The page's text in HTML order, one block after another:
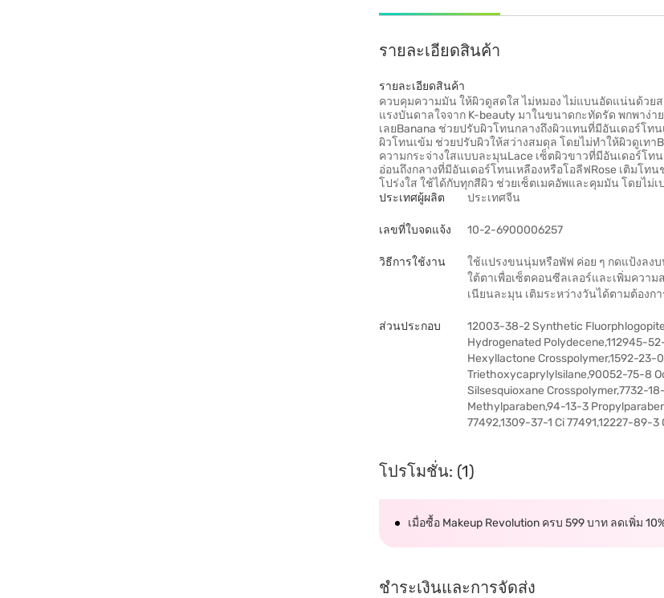
รายละเอียดสินค้า
รายละเอียดสินค้า
ควบคุมความมัน ให้ผิวดูสดใส ไม่หมอง ไม่แบนอัดแน่นด้วย
แรงบันดาลใจจาก K-beauty มาในขนาดกะทัดรัด พกพาง่า
เลยBanana ช่วยปรับผิวโทนกลางถึงผิวแทนที่มีอันเดอร์โท
ผิวโทนเข้ม ช่วยปรับผิวให้สว่างสมดุล โดยไม่ทำให้ผิวดูเทา
ความกระจ่างใสแบบละมุนLace เซ็ตผิวขาวที่มีอันเดอร์โ
อ่อนถึงกลางที่มีอันเดอร์โทนเหลืองหรือโอลีฟRose เติมโ
โปร่งใส ใช้ได้กับทุกสีผิว ช่วยเซ็ตเมคอัพและคุมมัน โดยไม่
ประเทศผู้ผลิต
ประเทศจีน
เลขที่ใบจดแจ้ง 10-2-6900006257
วิธีการใช้งาน
ใช้แปรงขนนุ่มหรือพัฟ ค่อย ๆ กดแป้งลง
ใต้ตาเพื่อเซ็ตคอนซีลเลอร์และเพิ่มควา
เนียนละมุน เติมระหว่างวันได้ตามต้อง
ส่วนประกอบ
12003-38-2 Synthetic
Hydrogenated Polydecene,112945-
Hexyllactone Crosspolymer,1592-
Triethoxycaprylylsilane,90052-75-8
Silsesquioxane Crosspolymer,7732-
Methylparaben,94-13-3
77492,1309-37-1 Ci 77491,12227-89-3
โปรโมชั่น: (1)
เมื่อซื้อ Makeup Revolution ครบ 599 บาท ลดเพิ่ม
ชำระเงินและการจัดส่ง